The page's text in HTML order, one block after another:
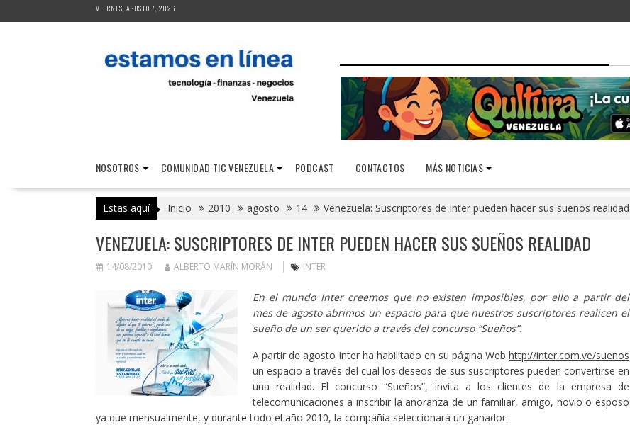
al
VIERNES, AGOSTO 7, 2026
NOSOTROS COMUNIDAD TIC VENEZUELA PODCAST CONTACTOS MÁS NOTICIAS
Estas aquí Inicio 2010 agosto 14 Venezuela: Suscriptores de Inter pueden hacer sus sueños realidad
VENEZUELA: SUSCRIPTORES DE INTER PUEDEN HACER SUS SUEÑOS REALIDAD
14/08/2010 ALBERTO MARÍN MORÁN INTER
En el mundo Inter creemos que no existen imposibles, por ello a partir del
mes de agosto abrimos un espacio para que nuestros suscriptores realicen el
sueño de un ser querido a través del concurso “Sueños”.
A partir de agosto Inter ha habilitado en su página Web http://inter.com.ve/suenos
un espacio a través del cual los deseos de sus suscriptores pueden convertirse en
una realidad. El concurso “Sueños”, invita a los clientes de la empresa de
telecomunicaciones a inscribir la añoranza de un familiar, amigo, novio o esposo
ya que mensualmente, y durante todo el año 2010, la compañía seleccionará un ganador.